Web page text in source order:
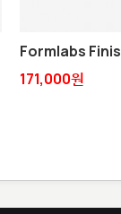
Formlabs
171,000원